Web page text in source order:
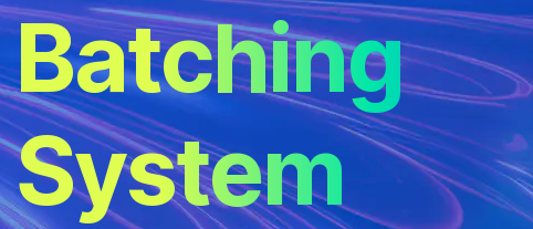
Batching
System